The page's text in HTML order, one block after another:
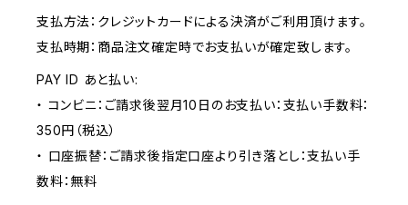
支払方法：クレジットカードによる決済がご利用頂けます。
支払時期：商品注文確定時でお支払いが確定致します。
PAY ID あと払い:
・ コンビニ：ご請求後翌月10日のお支払い：支払い手数料：
350円（税込）
・ 口座振替：ご請求後指定口座より引き落とし：支払い手
数料：無料